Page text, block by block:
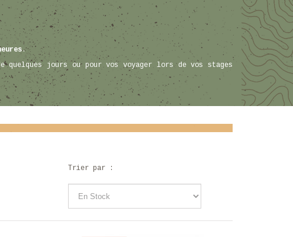
.
jours ou pour vos voyager lors de vos stages
Trier par :